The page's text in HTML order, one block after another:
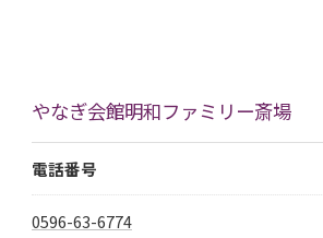
やなぎ会館明和ファミリー斎場
電話番号
0596-63-6774